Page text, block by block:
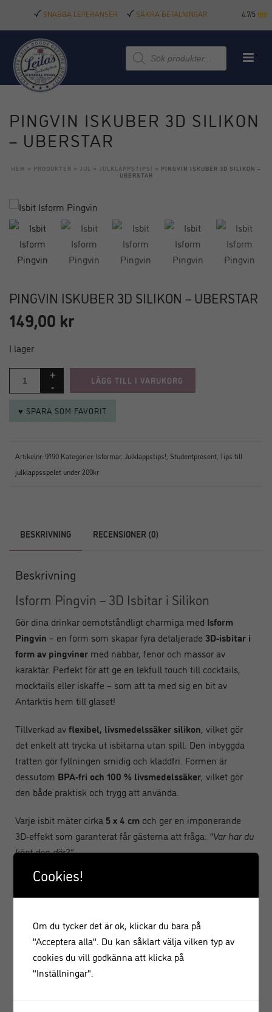
SNABBA LEVERANSER SÄKRA BETALNINGAR 4.7/5
Produktsökning
PINGVIN ISKUBER 3D SILIKON
– UBERSTAR
HEM » PRODUKTER » JUL » JULKLAPPSTIPS! » PINGVIN ISKUBER 3D SILIKON –
UBERSTAR
PINGVIN ISKUBER 3D SILIKON – UBERSTAR
149,00 kr
I lager
LÄGG TILL I VARUKORG
♥ SPARA SOM FAVORIT
Artikelnr: 9190 Kategorier: Isformar, Julklappstips! Studentpresent Tips till
julklappsspelet under 200kr
BESKRIVNING RECENSIONER (0)
Beskrivning
Isform Pingvin – 3D Isbitar i Silikon
Gör dina drinkar oemotståndligt charmiga med Isform
Pingvin – en form som skapar fyra detaljerade 3D-isbitar i
form av pingviner med näbbar, fenor och massor av
karaktär. Perfekt för att ge en lekfull touch till cocktails,
mocktails eller iskaffe – som att ta med sig en bit av
Antarktis hem till glaset!
Tillverkad avflexibel, livsmedelssäker silikon, vilket gör
det enkelt att trycka ut isbitarna utan spill. Den inbyggda
tratten gör fyllningen smidig och kladdfri. Formen är
dessutom BPA-fri och 100 % livsmedelssäker, vilket gör
den både praktisk och trygg att använda.
Varje isbit mäter cirka 5 x 4 cm och ger en imponerande
3D-effekt som garanterat får gästerna att fråga: “Var har du
köpt den där?”
Produktinformation:
Mått per isbit: 5 x 4 cm
Material: Flexibel silikon, BPA-fri och livsmedelssäker
Cookies!
Om du tycker det är ok, klickar du bara på
"Acceptera alla". Du kan såklart välja vilken typ av
cookies du vill godkänna att klicka på
"Inställningar".